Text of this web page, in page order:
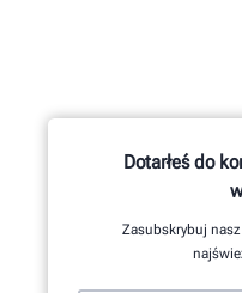
Dotarłeś do
Zasubskrybuj